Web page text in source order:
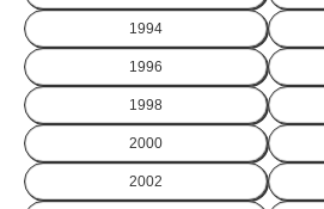
1994
1996
1998
2000
2002